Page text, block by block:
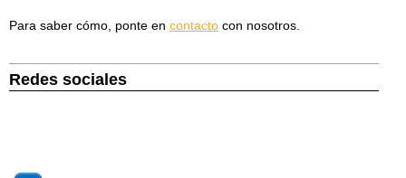
Para saber cómo, ponte en contacto con nosotros.
Redes sociales